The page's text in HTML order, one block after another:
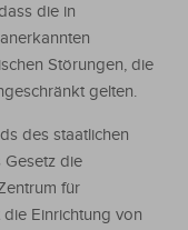
die in
Störungen, die
gelten.
des staatlichen
Gesetz die
für
Einrichtung von